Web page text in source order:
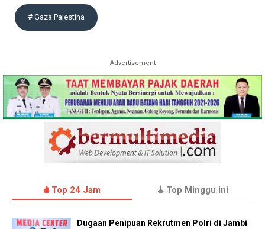
# Gaza Palestina
Advertisement
Top 24 Jam Top Minggu ini
Dugaan Penipuan Rekrutmen Polri di Jambi